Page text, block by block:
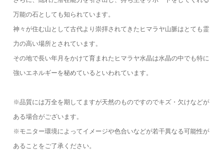
万能の石としても知られています。
神々が住む山として古代より崇拝されてきたヒマラヤ山脈はとても霊
力の高い場所とされています。
その地で長い年月をかけて育まれたヒマラヤ水晶は水晶の中でも特に
強いエネルギーを秘めているといわれています。
※品質には万全を期してますが天然のものですのでキズ・欠けなどが
ある場合がございます。
※モニター環境によってイメージや色合いなどが若干異なる可能性が
あることをご了承ください。